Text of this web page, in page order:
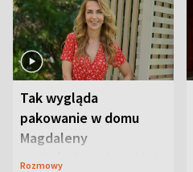
Tak wygląda
pakowanie w domu
Magdaleny
Waligórskiej-Lisieckiej.
Rozmowy